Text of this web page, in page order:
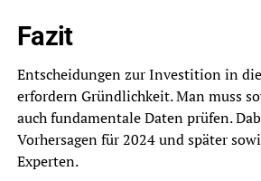
Fazit
Entscheidungen zur Investition in
erfordern Gründlichkeit. Man muss
auch fundamentale Daten prüfen.
Vorhersagen für 2024 und später
Experten.